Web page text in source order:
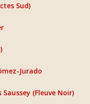
Sud)
Jurado
(Fleuve Noir)